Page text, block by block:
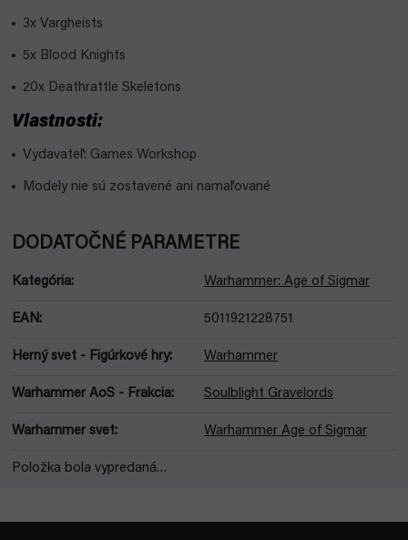
3x Vargheists
5x Blood Knights
20x Deathrattle Skeletons
Vlastnosti:
Vydavateľ: Games Workshop
Modely nie sú zostavené ani namaľované
DODATOČNÉ PARAMETRE
Kategória: Warhammer: Age of Sigmar
EAN: 5011921228751
Herný svet - Figúrkové hry: Warhammer
Warhammer AoS - Frakcia: Soulblight Gravelords
Warhammer svet: Warhammer Age of Sigmar
Položka bola vypredaná…